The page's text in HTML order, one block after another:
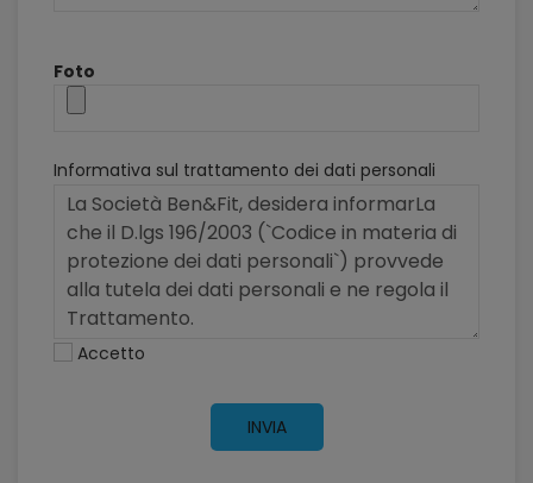
Foto
Informativa sul trattamento dei dati personali
Accetto
INVIA